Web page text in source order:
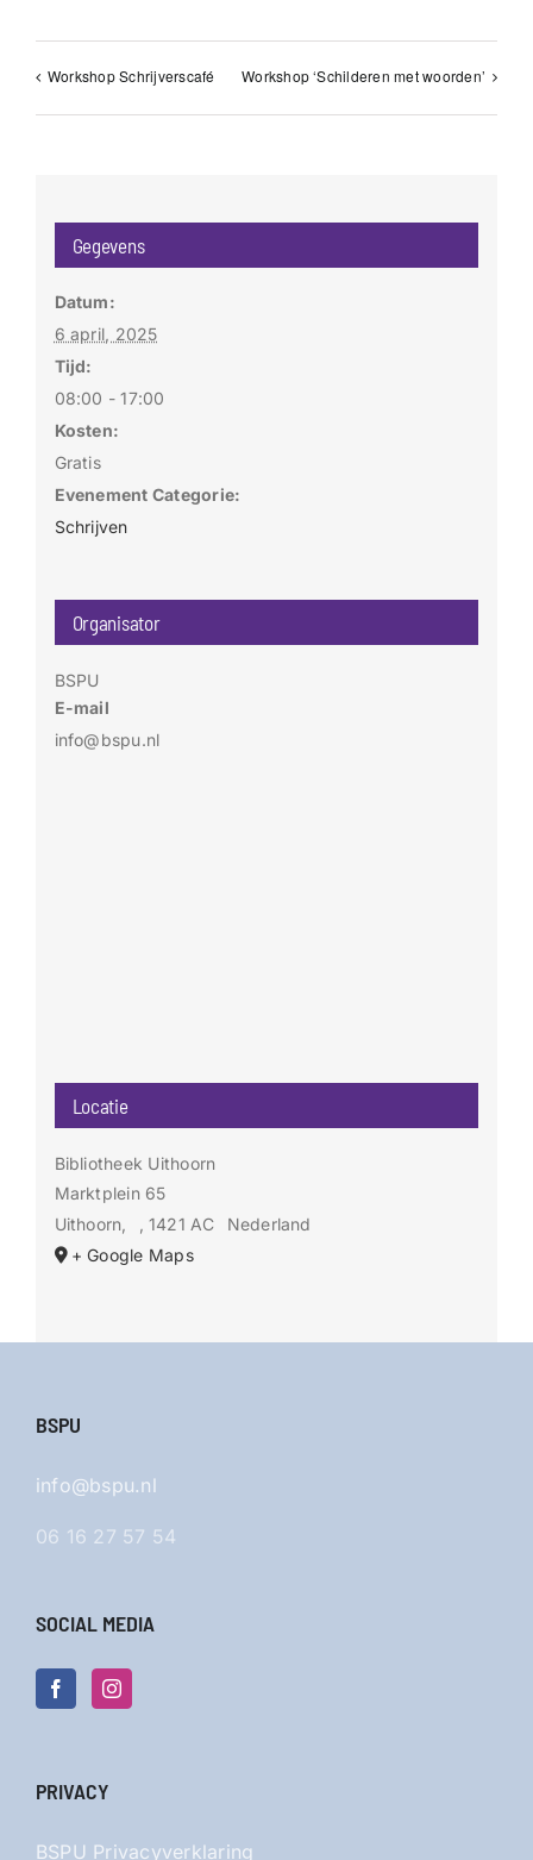
Workshop Schrijverscafé Workshop ‘Schilderen met woorden’
Gegevens
Datum:
6 april, 2025
Tijd:
08:00 - 17:00
Kosten:
Gratis
Evenement Categorie:
Schrijven
Organisator
BSPU
E-mail
info@bspu.nl
Locatie
Bibliotheek Uithoorn
Marktplein 65
Uithoorn
, 1421 AC
Nederland
+ Google Maps
BSPU
info@bspu.nl
06 16 27 57 54
SOCIAL MEDIA
PRIVACY
BSPU Privacyverklaring